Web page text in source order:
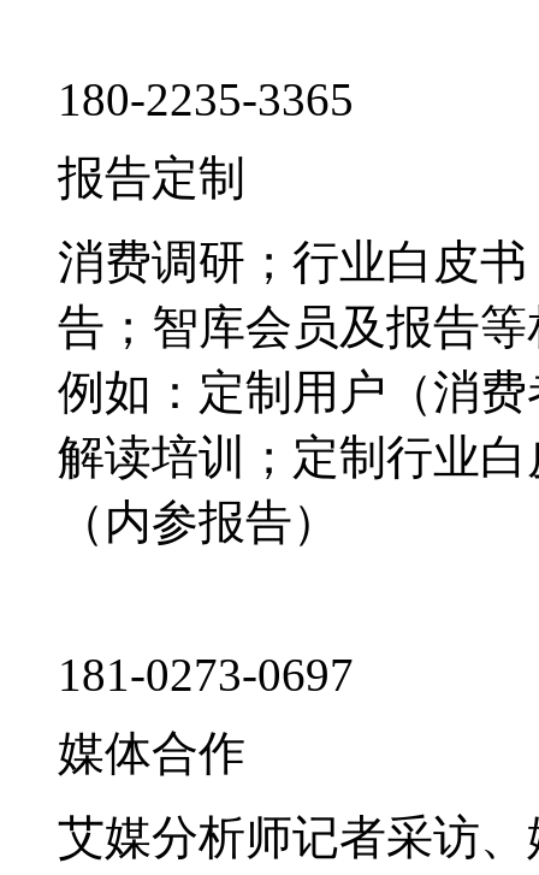
180-2235-3365
报告定制
消费调研；行业白皮
告；智库会员及报告
例如：定制用户（消
解读培训；定制行业
（内参报告）
181-0273-0697
媒体合作
艾媒分析师记者采访